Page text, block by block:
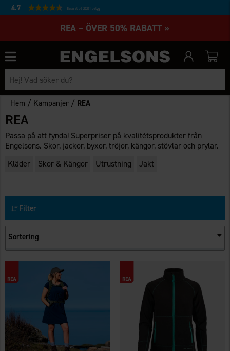
4.7 Baserat på 27231 betyg
REA – ÖVER 50% RABATT »
Hem / Kampanjer / REA
REA
Passa på att fynda! Superpriser på kvalitétsprodukter från
Engelsons. Skor, jackor, byxor, tröjor, kängor, stövlar och prylar.
Kläder
Skor & Kängor Utrustning Jakt
Filter
Sortering